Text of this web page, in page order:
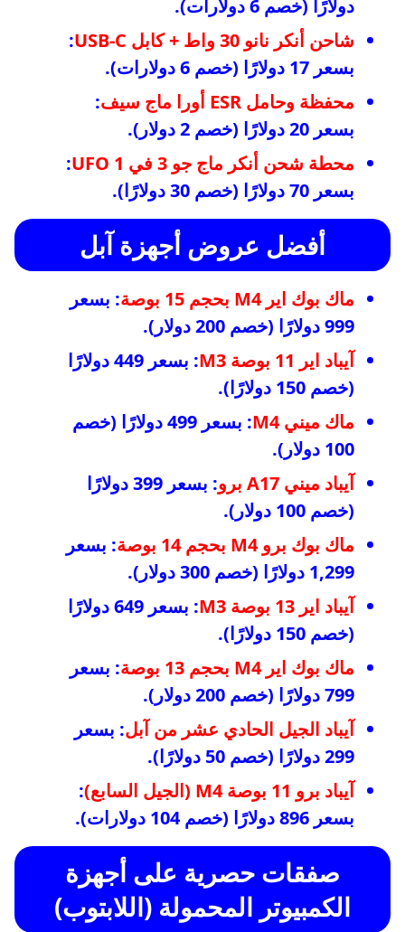
دولارًا (خصم 6 دولارات).
شاحن أنكر نانو 30 واط + كابل USB-C
:
بسعر 17 دولارًا (خصم 6 دولارات).
محفظة وحامل ESR أورا ماج سيف
:
بسعر 20 دولارًا (خصم 2 دولار).
محطة شحن أنكر ماج جو 3 في 1 UFO
:
بسعر 70 دولارًا (خصم 30 دولارًا).
أفضل عروض أجهزة آبل
ماك بوك اير M4 بحجم 15 بوصة
: بسعر
999 دولارًا (خصم 200 دولار).
آيباد اير 11 بوصة M3
: بسعر 449 دولارًا
(خصم 150 دولارًا).
ماك ميني M4
: بسعر 499 دولارًا (خصم
100 دولار).
آيباد ميني A17 برو
: بسعر 399 دولارًا
(خصم 100 دولار).
ماك بوك برو M4 بحجم 14 بوصة
: بسعر
1,299 دولارًا (خصم 300 دولار).
آيباد اير 13 بوصة M3
: بسعر 649 دولارًا
(خصم 150 دولارًا).
ماك بوك اير M4 بحجم 13 بوصة
: بسعر
799 دولارًا (خصم 200 دولار).
آيباد الجيل الحادي عشر من آبل: بسعر
299 دولارًا (خصم 50 دولارًا).
آيباد برو 11 بوصة M4 (الجيل السابع)
:
بسعر 896 دولارًا (خصم 104 دولارات).
صفقات حصرية على أجهزة
الكمبيوتر المحمولة (اللابتوب)